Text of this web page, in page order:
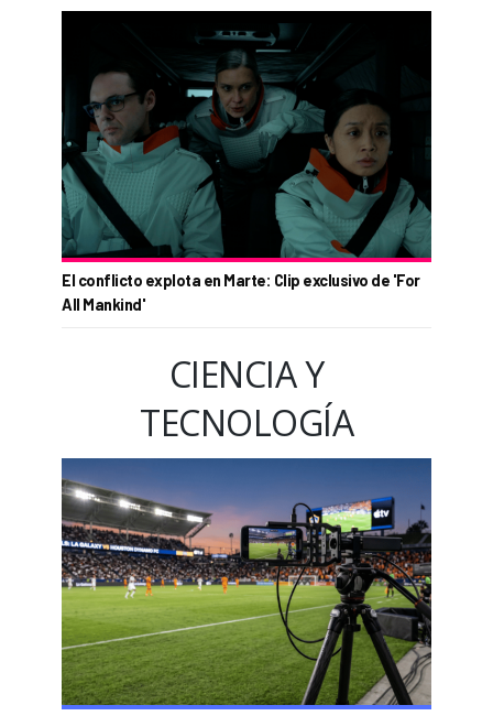
El conflicto explota en Marte: Clip exclusivo de 'For
All Mankind'
CIENCIA Y
TECNOLOGÍA